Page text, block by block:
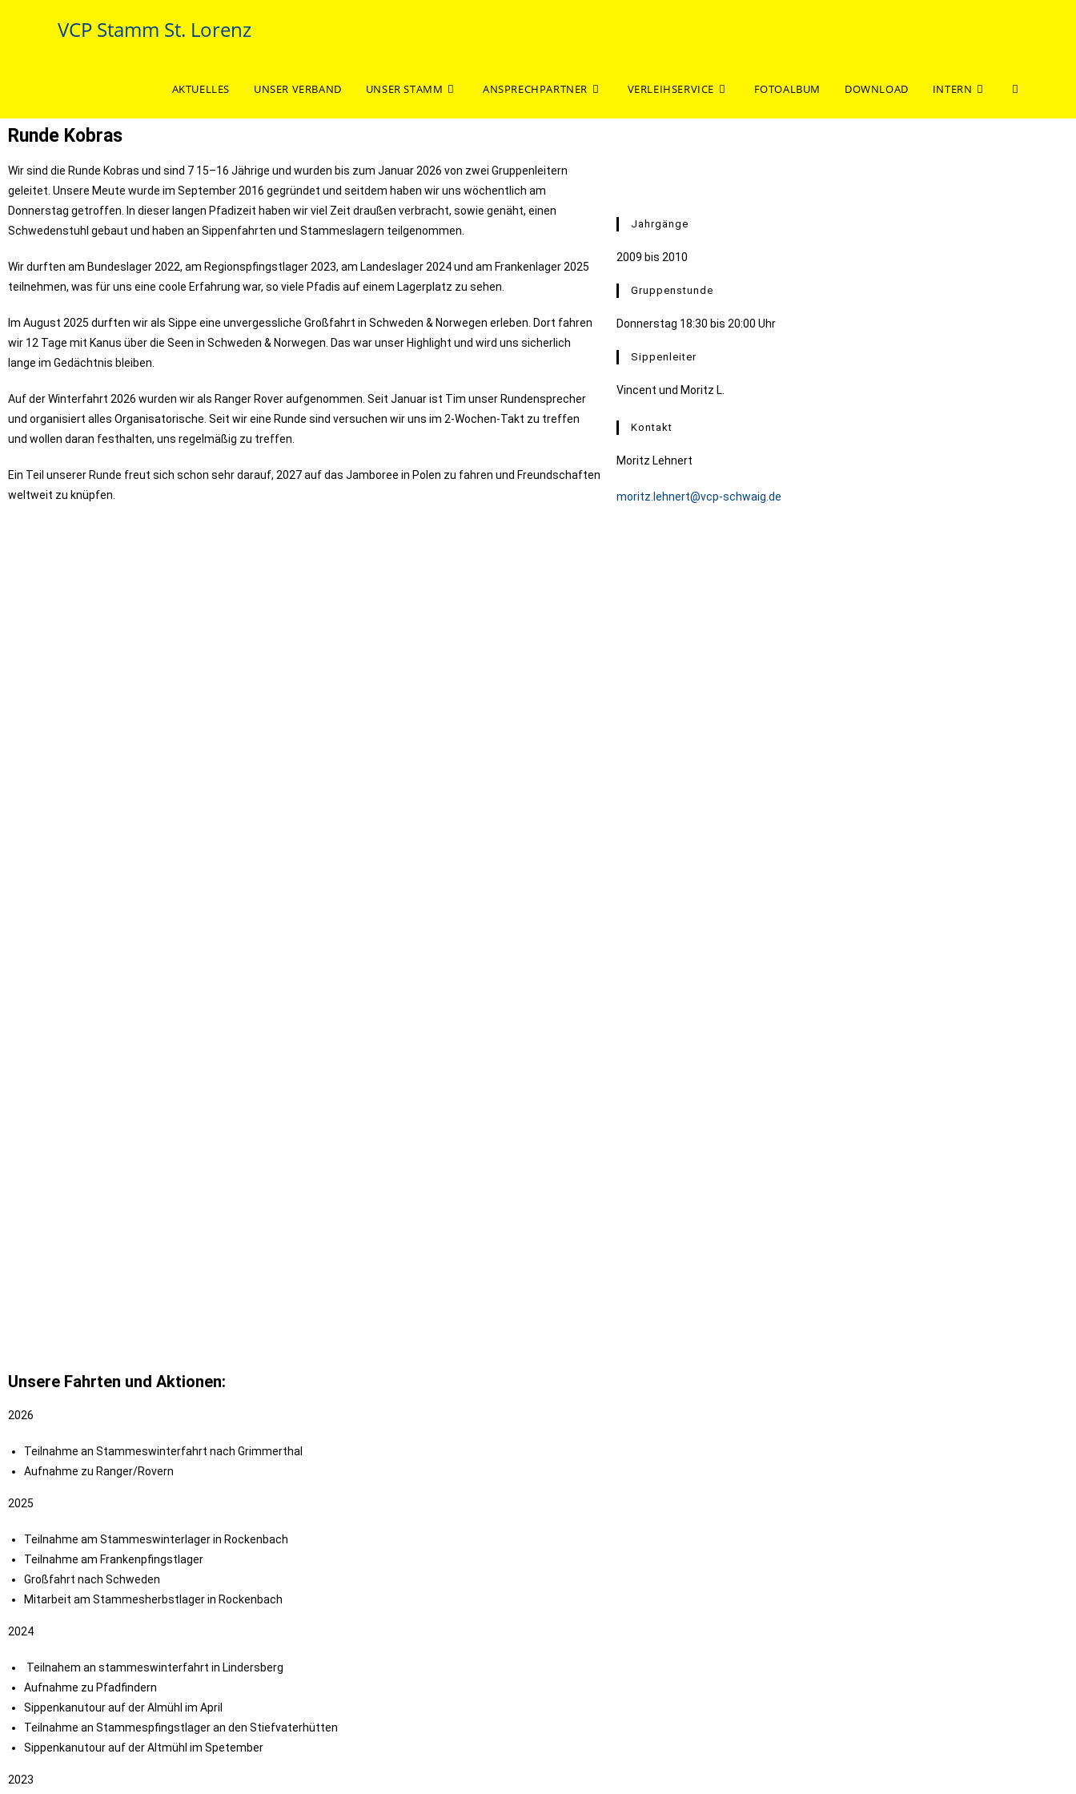
VCP Stamm St. Lorenz
AKTUELLES UNSER VERBAND UNSER STAMM ANSPRECHPARTNER VERLEIHSERVICE FOTOALBUM DOWNLOAD INTERN
Runde Kobras
Wir sind die Runde Kobras und sind 7 15–16 Jährige und wurden bis zum Januar 2026 von zwei Gruppenleitern
geleitet. Unsere Meute wurde im September 2016 gegründet und seitdem haben wir uns wöchentlich am
Donnerstag getroffen. In dieser langen Pfadizeit haben wir viel Zeit draußen verbracht, sowie genäht, einen
Schwedenstuhl gebaut und haben an Sippenfahrten und Stammeslagern teilgenommen.
Wir durften am Bundeslager 2022, am Regionspfingstlager 2023, am Landeslager 2024 und am Frankenlager 2025
teilnehmen, was für uns eine coole Erfahrung war, so viele Pfadis auf einem Lagerplatz zu sehen.
Im August 2025 durften wir als Sippe eine unvergessliche Großfahrt in Schweden & Norwegen erleben. Dort fahren
wir 12 Tage mit Kanus über die Seen in Schweden & Norwegen. Das war unser Highlight und wird uns sicherlich
lange im Gedächtnis bleiben.
Auf der Winterfahrt 2026 wurden wir als Ranger Rover aufgenommen. Seit Januar ist Tim unser Rundensprecher
und organisiert alles Organisatorische. Seit wir eine Runde sind versuchen wir uns im 2-Wochen-Takt zu treffen
und wollen daran festhalten, uns regelmäßig zu treffen.
Ein Teil unserer Runde freut sich schon sehr darauf, 2027 auf das Jamboree in Polen zu fahren und Freundschaften
weltweit zu knüpfen.
Unsere Fahrten und Aktionen:
2026
Teilnahme an Stammeswinterfahrt nach Grimmerthal
Aufnahme zu Ranger/Rovern
2025
Teilnahme am Stammeswinterlager in Rockenbach
Teilnahme am Frankenpfingstlager
Großfahrt nach Schweden
Mitarbeit am Stammesherbstlager in Rockenbach
2024
Teilnahem an stammeswinterfahrt in Lindersberg
Aufnahme zu Pfadfindern
Sippenkanutour auf der Almühl im April
Teilnahme an Stammespfingstlager an den Stiefvaterhütten
Sippenkanutour auf der Altmühl im Spetember
2023
Jahrgänge
2009 bis 2010
Gruppenstunde
Donnerstag 18:30 bis 20:00 Uhr
Sippenleiter
Vincent und Moritz L.
Kontakt
Moritz Lehnert
moritz.lehnert@vcp-schwaig.de